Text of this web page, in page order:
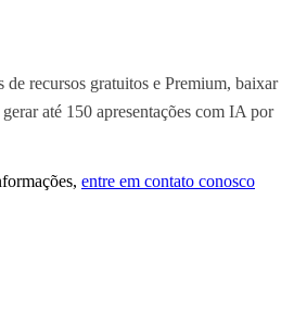
de recursos gratuitos e Premium, baixar
até 150 apresentações com IA por
entre em contato conosco